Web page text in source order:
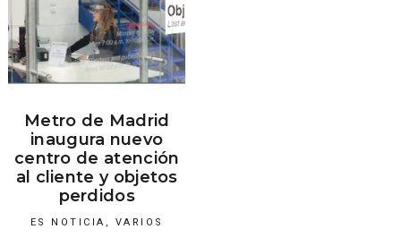
Metro de Madrid
inaugura nuevo
centro de atención
al cliente y objetos
perdidos
ES NOTICIA , VARIOS